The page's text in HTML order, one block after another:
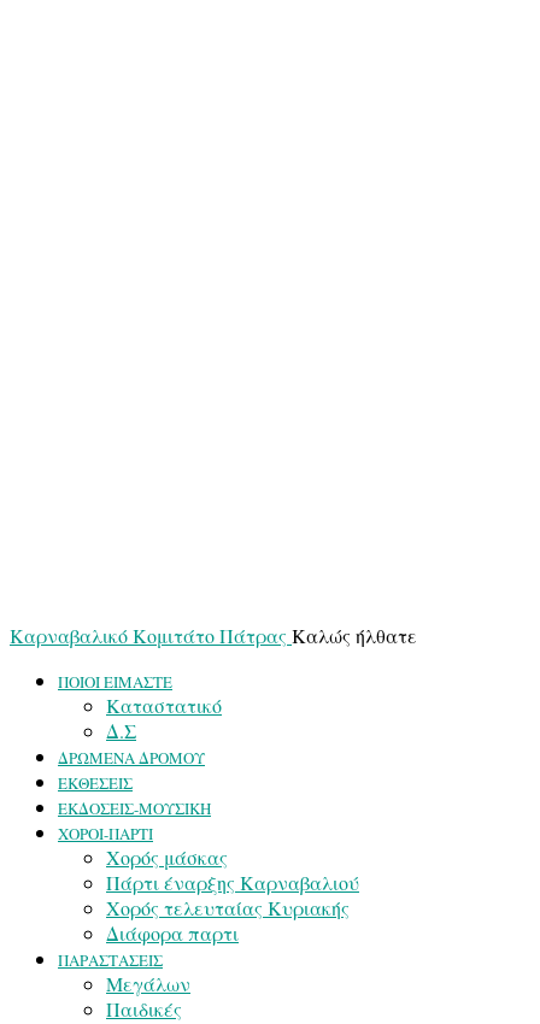
Καρναβαλικό Κομιτάτο Πάτρας Καλώς ήλθατε
ΠΟΙΟΙ ΕΙΜΑΣΤΕ
Καταστατικό
Δ.Σ
ΔΡΩΜΕΝΑ ΔΡΟΜΟΥ
ΕΚΘΕΣΕΙΣ
ΕΚΔΟΣΕΙΣ-ΜΟΥΣΙΚΗ
ΧΟΡΟΙ-ΠΑΡΤΙ
Χορός μάσκας
Πάρτι έναρξης Καρναβαλιού
Χορός τελευταίας Κυριακής
Διάφορα παρτι
ΠΑΡΑΣΤΑΣΕΙΣ
Μεγάλων
Παιδικές